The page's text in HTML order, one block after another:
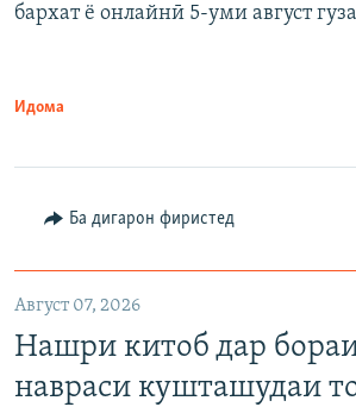
бархат ё онлайнӣ 5-уми август
Идома
Ба дигарон фиристед
Август 07, 2026
Нашри китоб дар
навраси кушташудаи